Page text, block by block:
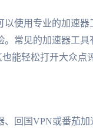
使用专业的加速
。常见的加速器工
能轻松打开大众点
回国VPN或番茄加